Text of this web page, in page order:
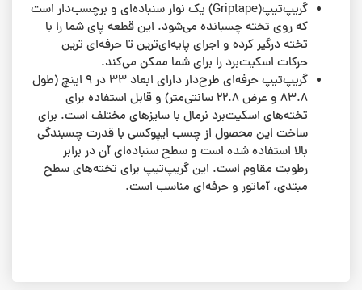
گریپ‌تیپ(Griptape) یک نوار سنباده‌ای و برچسب‌دار است
که روی تخته چسبانده می‌شود. این قطعه پای شما را با
تخته درگیر کرده و اجرای پایه‌ای‌ترین تا حرفه‌ای ترین
حرکات اسکیت‌برد را برای شما ممکن می‌کند.
گریپ‌تیپ حرفه‌ای طرح‌دار دارای ابعاد ۳۳ در ۹ اینچ (طول
۸۳.۸ و عرض ۲۲.۸ سانتی‌متر) و قابل استفاده برای
تخته‌های اسکیت‌برد نرمال با سایزهای مختلف است. برای
ساخت این محصول از چسب ایپوکسی با قدرت چسبندگی
بالا استفاده شده است و سطح سنباده‌ای آن در برابر
رطوبت مقاوم است. این گریپ‌تیپ برای تخته‌های سطح
مبتدی، آماتور و حرفه‌ای مناسب است.